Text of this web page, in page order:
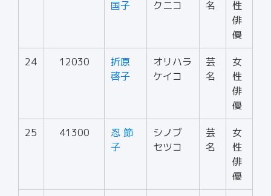
国子
クニコ
名
性
俳
優
24 12030
折原
啓子
オリハラ
ケイコ
芸
名
女
性
俳
優
25 41300
忍 節
子
シノブ
セツコ
芸
名
女
性
俳
優